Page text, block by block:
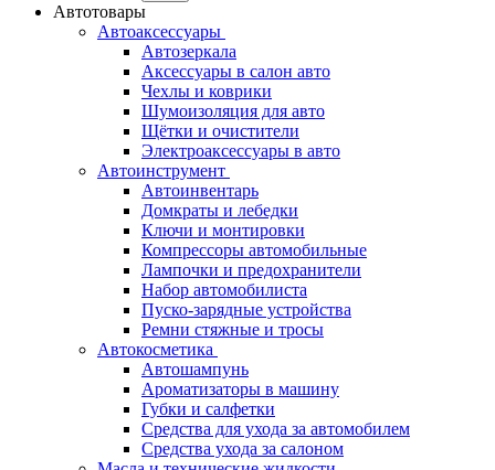
Автотовары
Автоаксессуары
Автозеркала
Аксессуары в салон авто
Чехлы и коврики
Шумоизоляция для авто
Щётки и очистители
Электроаксессуары в авто
Автоинструмент
Автоинвентарь
Домкраты и лебедки
Ключи и монтировки
Компрессоры автомобильные
Лампочки и предохранители
Набор автомобилиста
Пуско-зарядные устройства
Ремни стяжные и тросы
Автокосметика
Автошампунь
Ароматизаторы в машину
Губки и салфетки
Средства для ухода за автомобилем
Средства ухода за салоном